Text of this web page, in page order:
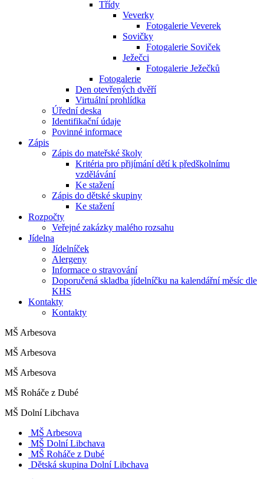
Třídy
Veverky
Fotogalerie Veverek
Sovičky
Fotogalerie Soviček
Ježečci
Fotogalerie Ježečků
Fotogalerie
Den otevřených dvěří
Virtuální prohlídka
Úřední deska
Identifikační údaje
Povinné informace
Zápis
Zápis do mateřské školy
Kritéria pro přijímání dětí k předškolnímu
vzdělávání
Ke stažení
Zápis do dětské skupiny
Ke stažení
Rozpočty
Veřejné zakázky malého rozsahu
Jídelna
Jídelníček
Alergeny
Informace o stravování
Doporučená skladba jídelníčku na kalendářní měsíc dle
KHS
Kontakty
Kontakty
MŠ Arbesova
MŠ Arbesova
MŠ Arbesova
MŠ Roháče z Dubé
MŠ Dolní Libchava
MŠ Arbesova
MŠ Dolní Libchava
MŠ Roháče z Dubé
Dětská skupina Dolní Libchava